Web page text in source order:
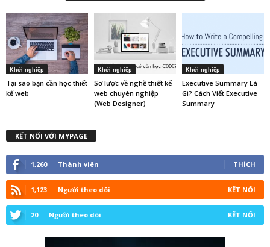
Khởi nghiệp
Tại sao bạn cần học thiết
kế web
Khởi nghiệp
Sơ lược về nghề thiết kế
web chuyên nghiệp
(Web Designer)
Khởi nghiệp
Executive Summary Là
Gì? Cách Viết Executive
Summary
KẾT NỐI VỚI MYPAGE
1,260 Thành viên THÍCH
1,123 Người theo dõi KẾT NỐI
20 Người theo dõi KẾT NỐI